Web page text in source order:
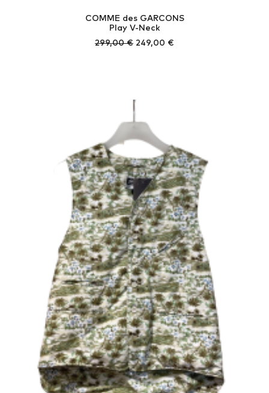
COMME des GARCONS
Play V-Neck
299,00€ Ursprünglicher
249,00 €